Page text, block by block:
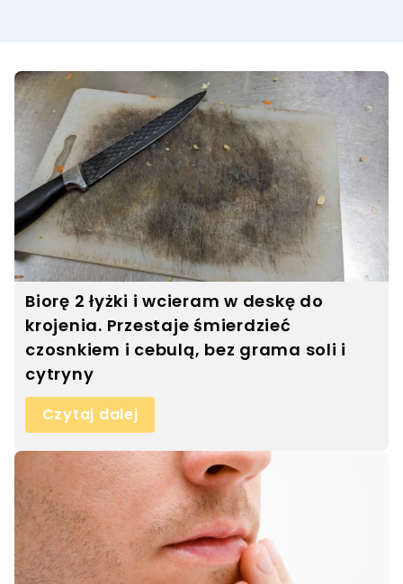
Biorę 2 łyżki i wcieram w deskę do
krojenia. Przestaje śmierdzieć
czosnkiem i cebulą, bez grama soli i
cytryny
Czytaj dalej